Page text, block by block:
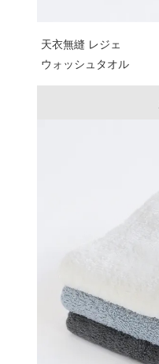
天衣無縫 レジェ
ウォッシュタオル